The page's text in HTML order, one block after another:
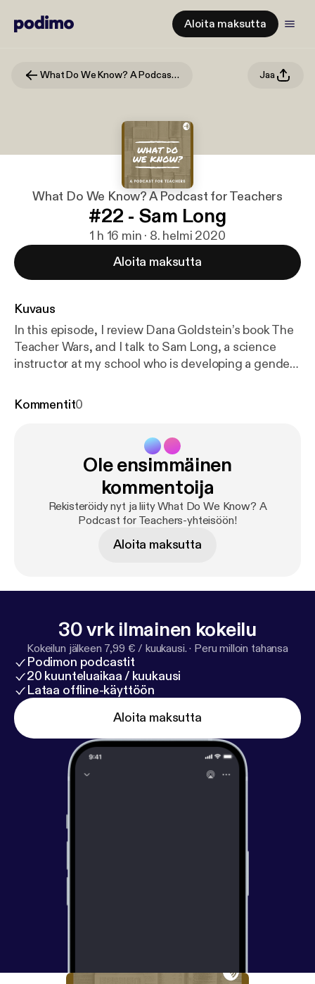
Aloita maksutta
What Do We Know? A Podcast for Teachers Jaa
What Do We Know? A Podcast for Teachers
#22 - Sam Long
1 h 16 min · 8. helmi 2020
Aloita maksutta
Kuvaus
In this episode, I review Dana Goldstein’s book The
Teacher Wars, and I talk to Sam Long, a science
instructor at my school who is developing a gender
notes Sam's most recent Chalkbeat articles:
experience for today’s students I’m a trans
educator who’s had to fight for my place in school.
Here’s how you could help, and learn from, teachers
like me. Sam's resource page for biology teachers:
genderinclusivebiology.com --- This episode is
https://anchor.fm/app[https://anchor.fm/a
Kommentit0
Ole ensimmäinen
kommentoija
Rekisteröidy nyt ja liity What Do We Know? A
Podcast for Teachers-yhteisöön!
Aloita maksutta
30 vrk ilmainen kokeilu
Kokeilun jälkeen 7,99 € / kuukausi. · Peru milloin tahansa
Podimon podcastit
20 kuunteluaikaa / kuukausi
Lataa offline-käyttöön
Aloita maksutta